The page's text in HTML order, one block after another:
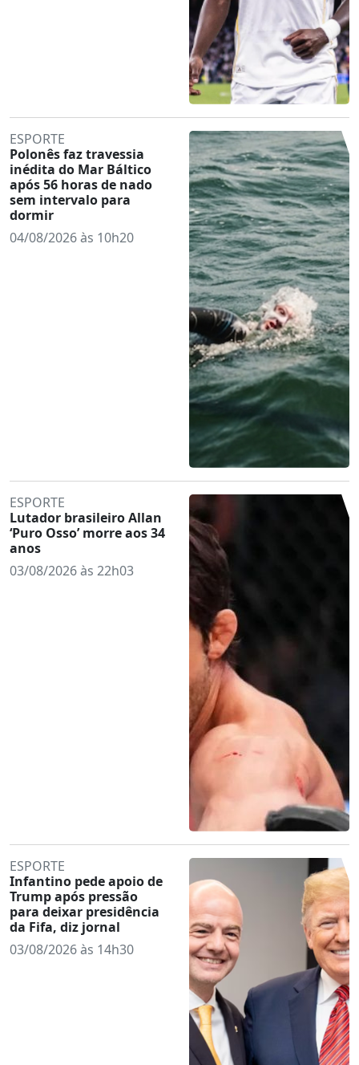
ESPORTE
Polonês faz travessia
inédita do Mar Báltico
após 56 horas de nado
sem intervalo para
dormir
04/08/2026 às 10h20
ESPORTE
Lutador brasileiro Allan
‘Puro Osso’ morre aos 34
anos
03/08/2026 às 22h03
ESPORTE
Infantino pede apoio de
Trump após pressão
para deixar presidência
da Fifa, diz jornal
03/08/2026 às 14h30